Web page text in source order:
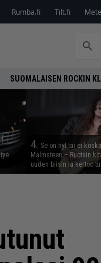
Rumba.fi Tilt.fi
SUOMALAISEN ROCKIN
4. Se on nyt tai ei
Malmsteen – Ruotsin
uuden biisin ja kertoo